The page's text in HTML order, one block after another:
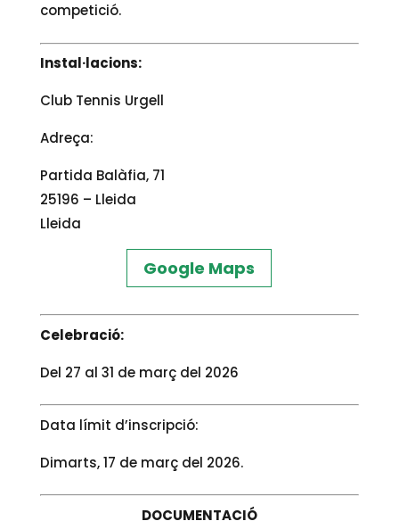
competició.
Instal·lacions:
Club Tennis Urgell
Adreça:
Partida Balàfia, 71
25196 – Lleida
Lleida
Google Maps
Celebració:
Del 27 al 31 de març del 2026
Data límit d’inscripció:
Dimarts, 17 de març del 2026.
DOCUMENTACIÓ